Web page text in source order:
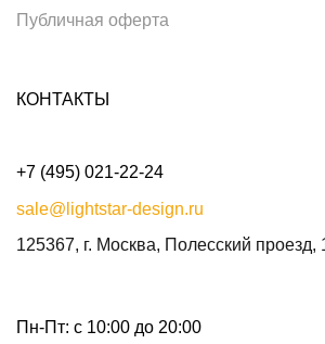
Публичная оферта
КОНТАКТЫ
+7 (495) 021-22-24
sale@lightstar-design.ru
125367, г. Москва, Полесский проезд,
Пн-Пт: с 10:00 до 20:00